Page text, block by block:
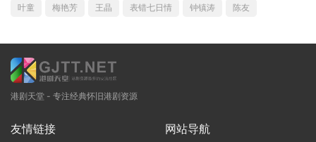
叶童 梅艳芳 王晶 表错七日情 钟镇涛 陈友
港剧天堂 - 专注经典怀旧港剧资源
友情链接 网站导航